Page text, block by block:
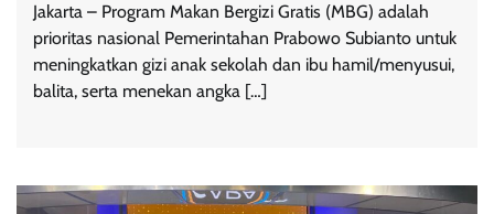
Jakarta – Program Makan Bergizi Gratis (MBG) adalah
prioritas nasional Pemerintahan Prabowo Subianto untuk
meningkatkan gizi anak sekolah dan ibu hamil/menyusui,
balita, serta menekan angka […]